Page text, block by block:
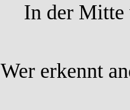
In der Mitte
Wer erkennt